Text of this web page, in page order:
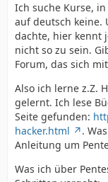
Ich suche Kurse,
auf deutsch keine.
dachte, hier kennt
nicht so zu sein.
Forum, das sich
Also ich lerne z.Z.
gelernt. Ich lese
Seite gefunden:
hacker.html
.
Anleitung um
Was ich über